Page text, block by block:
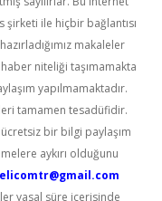
şirketi ile hiçbir bağlantısı
makaleler
niteliği taşımamakta
yapılmamaktadır.
tamamen tesadüfidir.
bir bilgi paylaşım
aykırı olduğunu
yasal süre içerisinde